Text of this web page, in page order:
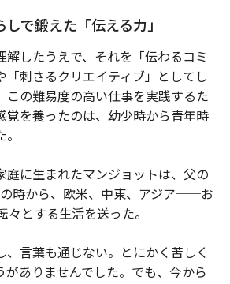
で鍛えた「伝える力」
解したうえで、それを「伝わるコミ
「刺さるクリエイティブ」としてし
この難易度の高い仕事を実践するた
覚を養ったのは、幼少時から青年時
庭に生まれたマンジョットは、父の
時から、欧米、中東、アジア──お
々とする生活を送った。
、言葉も通じない。とにかく苦しく
がありませんでした。でも、今から